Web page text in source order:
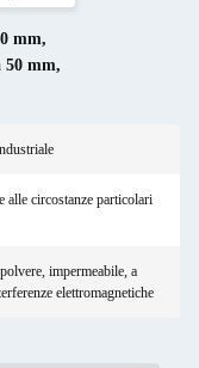
mm,
50 mm,
alle circostanze particolari
impermeabile, a
elettromagnetiche